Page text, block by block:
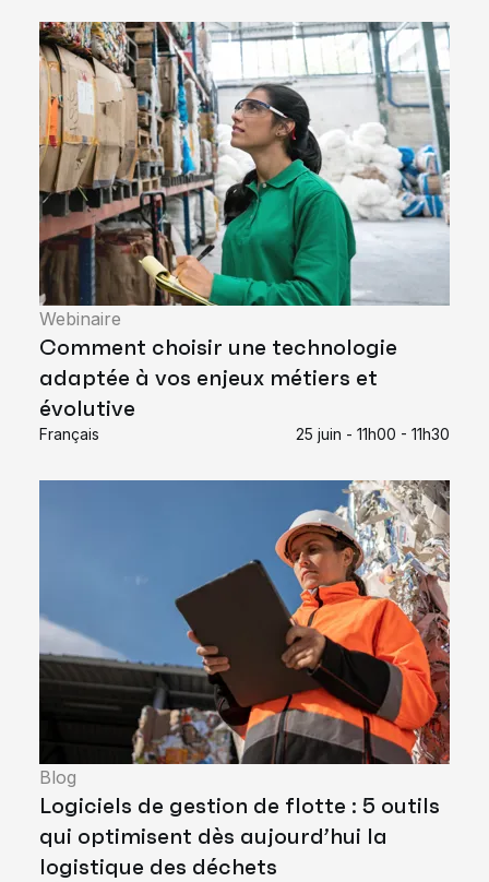
Webinaire
Comment choisir une technologie
adaptée à vos enjeux métiers et
évolutive
Français 25 juin - 11h00 - 11h30
Blog
Logiciels de gestion de flotte : 5 outils
qui optimisent dès aujourd’hui la
logistique des déchets